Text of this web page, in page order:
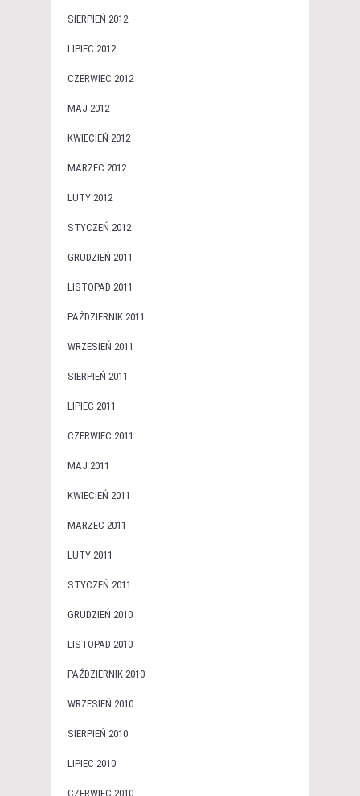
SIERPIEŃ 2012
LIPIEC 2012
CZERWIEC 2012
MAJ 2012
KWIECIEŃ 2012
MARZEC 2012
LUTY 2012
STYCZEŃ 2012
GRUDZIEŃ 2011
LISTOPAD 2011
PAŹDZIERNIK 2011
WRZESIEŃ 2011
SIERPIEŃ 2011
LIPIEC 2011
CZERWIEC 2011
MAJ 2011
KWIECIEŃ 2011
MARZEC 2011
LUTY 2011
STYCZEŃ 2011
GRUDZIEŃ 2010
LISTOPAD 2010
PAŹDZIERNIK 2010
WRZESIEŃ 2010
SIERPIEŃ 2010
LIPIEC 2010
CZERWIEC 2010